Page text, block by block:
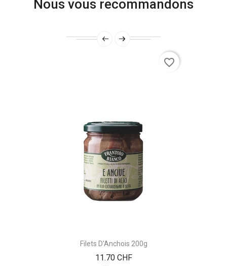
Nous vous recommandons
Filets D'Anchois 200g
11.70 CHFPrix
favorite_border